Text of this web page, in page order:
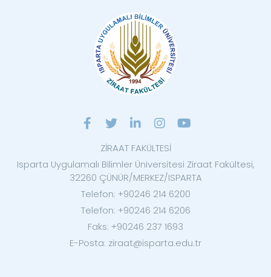
ZİRAAT FAKÜLTESİ
Isparta Uygulamalı Bilimler Üniversitesi Ziraat Fakültesi,
32260 ÇÜNÜR/MERKEZ/ISPARTA
Telefon: +90246 214 6200
Telefon: +90246 214 6206
Faks: +90246 237 1693
E-Posta: ziraat@isparta.edu.tr